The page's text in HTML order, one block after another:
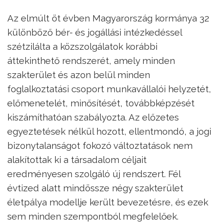
Az elmúlt öt évben Magyarország kormánya 32
különböző bér- és jogállási intézkedéssel
szétzilálta a közszolgálatok korábbi
áttekinthető rendszerét, amely minden
szakterület és azon belül minden
foglalkoztatási csoport munkavállalói helyzetét,
előmenetelét, minősítését, továbbképzését
kiszámíthatóan szabályozta. Az előzetes
egyeztetések nélkül hozott, ellentmondó, a jogi
bizonytalanságot fokozó változtatások nem
alakítottak ki a társadalom céljait
eredményesen szolgáló új rendszert. Fél
évtized alatt mindössze négy szakterület
életpálya modellje került bevezetésre, és ezek
sem minden szempontból megfelelőek.